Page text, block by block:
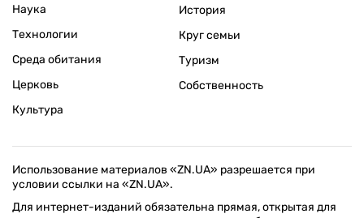
Наука
Технологии
Среда обитания
Церковь
Культура
История
Круг семьи
Туризм
Собственность
Использование материалов «ZN.UA» разрешается при
условии ссылки на «ZN.UA».
Для интернет-изданий обязательна прямая, открытая для